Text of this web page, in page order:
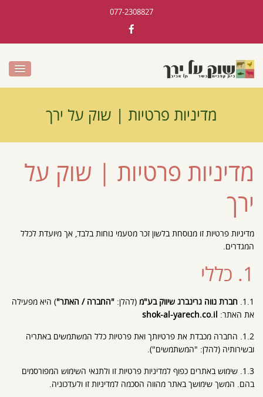
077-2308827
מדיניות פרטיות | שוק על ירך
מדיניות פרטיות | שוק על
ירך
מדיניות פרטיות זו מנוסחת בלשון זכר מטעמי נוחות בלבד, אך מיועדת לכלל
המגדרים.
1. כללי
1.1. חברת נווה גרינברג שיווק בע"מ (להלן: "החברה / האתר") היא מפעילה
את האתר: shok-al-yarech.co.il
1.2. החברה מכבדת את פרטיותך ואת פרטיות כלל המשתמשים באתריה
ובשירותיה (להלן: "המשתמשים").
1.3. שימוש באתרים כפוף למדיניות פרטיות זו ולתנאי השימוש המפורסמים
בהם. המשך שימושך באתר מהווה הסכמה למדיניות זו ולעדכוניה.